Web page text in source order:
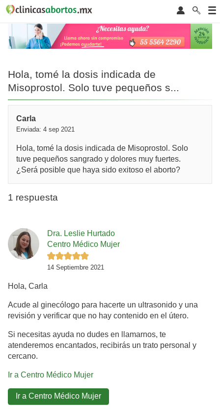
Hola, tomé la dosis indicada de
Misoprostol. Solo tuve pequeños s...
Carla
Enviada: 4 sep 2021
Hola, tomé la dosis indicada de Misoprostol. Solo
tuve pequeños sangrado y dolores muy fuertes.
¿Será posible que haya sido exitoso el aborto?
1 respuesta
Dra. Leslie Hurtado
Centro Médico Mujer
14 Septiembre 2021
Hola, Carla
Acude al ginecólogo para hacerte un ultrasonido y una
revisión y verificar que no hay contenido en el útero.
Si necesitas ayuda no dudes en llamarnos, te
atenderemos encantados, recibirás un trato personal y
cercano.
Ir a Centro Médico Mujer
Ir a Centro Médico Mujer